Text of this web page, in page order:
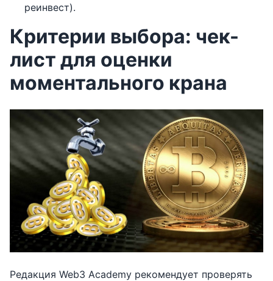
реинвест).
Критерии выбора: чек-
лист для оценки
моментального крана
Редакция Web3 Academy рекомендует проверять